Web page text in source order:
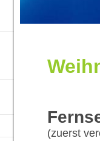
(zuerst